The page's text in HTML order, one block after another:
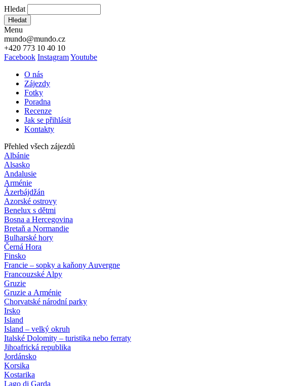
Hledat
Hledat
Menu
mundo@mundo.cz
+420 773 10 40 10
Facebook InstagramYoutube
O nás
Zájezdy
Fotky
Poradna
Recenze
Jak se přihlásit
Kontakty
Přehled všech zájezdů
Albánie
Alsasko
Andalusie
Arménie
Ázerbájdžán
Azorské ostrovy
Benelux s dětmi
Bosna a Hercegovina
Bretaň a Normandie
Bulharské hory
Černá Hora
Finsko
Francie – sopky a kaňony Auvergne
Francouzské Alpy
Gruzie
Gruzie a Arménie
Chorvatské národní parky
Irsko
Island
Island – velký okruh
Italské Dolomity – turistika nebo ferraty
Jihoafrická republika
Jordánsko
Korsika
Kostarika
Lago di Garda